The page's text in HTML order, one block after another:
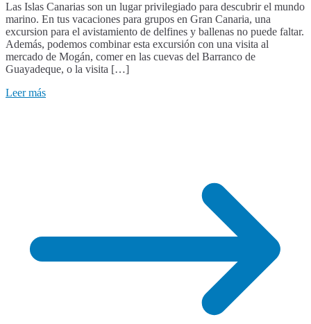
de
ballenas
y
delfines
para
Las Islas Canarias son un lugar privilegiado para descubrir el mundo
marino. En tus vacaciones para grupos en Gran Canaria, una
excursion para el avistamiento de delfines y ballenas no puede faltar.
Además, podemos combinar esta excursión con una visita al
mercado de Mogán, comer en las cuevas del Barranco de
Guayadeque, o la visita […]
Leer más